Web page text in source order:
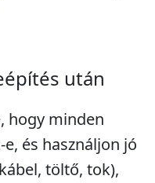
után
hogy minden
és használjon jó
töltő, tok),